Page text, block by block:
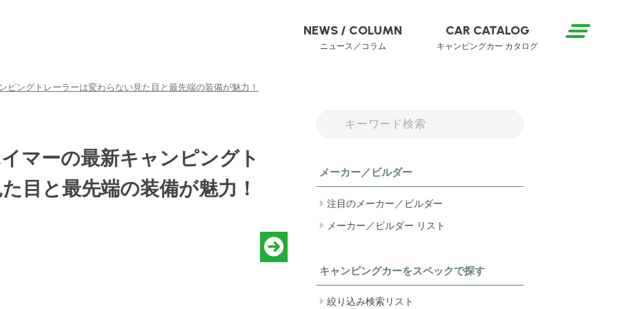
NEWS / COLUMN
ニュース／コラム
CAR CATALOG
キャンピングカー カタログ
ピングトレーラーは変わらない見た目と最先端の装備が魅力！
マーの最新キャンピングト
目と最先端の装備が魅力！
メーカー／ビルダー
注目のメーカー／ビルダー
メーカー／ビルダー リスト
キャンピングカーをスペックで探す
絞り込み検索リスト